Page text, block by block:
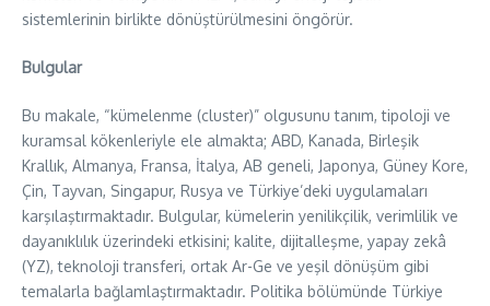
sistemlerinin birlikte dönüştürülmesini öngörür.
Bulgular
Bu makale, “kümelenme (cluster)” olgusunu tanım, tipoloji ve
kuramsal kökenleriyle ele almakta; ABD, Kanada, Birleşik
Krallık, Almanya, Fransa, İtalya, AB geneli, Japonya, Güney Kore,
Çin, Tayvan, Singapur, Rusya ve Türkiye’deki uygulamaları
karşılaştırmaktadır. Bulgular, kümelerin yenilikçilik, verimlilik ve
dayanıklılık üzerindeki etkisini; kalite, dijitalleşme, yapay zekâ
(YZ), teknoloji transferi, ortak Ar-Ge ve yeşil dönüşüm gibi
temalarla bağlamlaştırmaktadır. Politika bölümünde Türkiye